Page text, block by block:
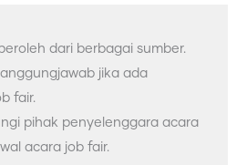
dari berbagai sumber.
jika ada
fair.
pihak penyelenggara acara
acara job fair.